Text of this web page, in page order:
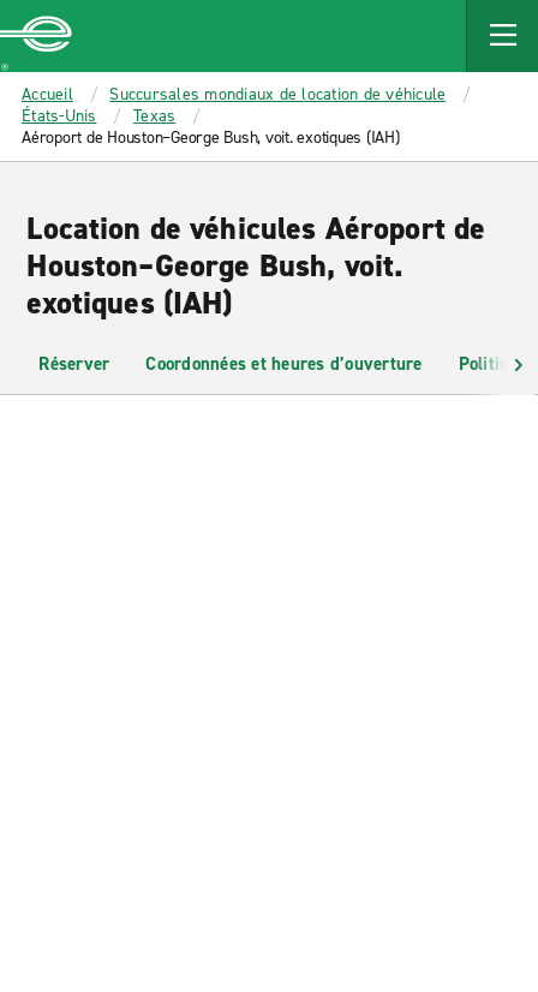
MAIN
CONTENT
Enterprise
Accueil
Succursales mondiaux de location de véhicule
États-Unis
Texas
Aéroport de Houston–George Bush, voit. exotiques (IAH)
Location de véhicules Aéroport de
Houston–George Bush, voit.
exotiques (IAH)
Réserver Coordonnées et heures d’ouverture Politiques